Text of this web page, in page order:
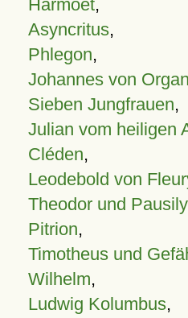
Harmoët,
Asyncritus,
Phlegon,
Johannes von
Sieben Jungfrauen,
Julian vom heiligen
Cléden,
Leodebold von
Theodor und
Pitrion,
Timotheus und
Wilhelm,
Ludwig Kolumbus,